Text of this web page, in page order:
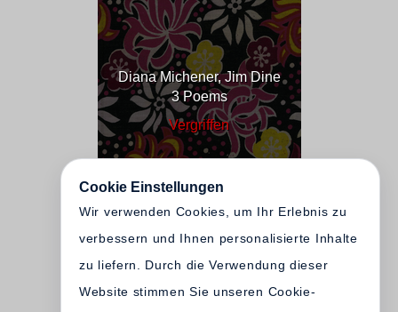
Diana Michener, Jim Dine
3 Poems
Vergriffen
Cookie Einstellungen
Wir verwenden Cookies, um Ihr Erlebnis zu
verbessern und Ihnen personalisierte Inhalte
zu liefern. Durch die Verwendung dieser
Website stimmen Sie unseren Cookie-